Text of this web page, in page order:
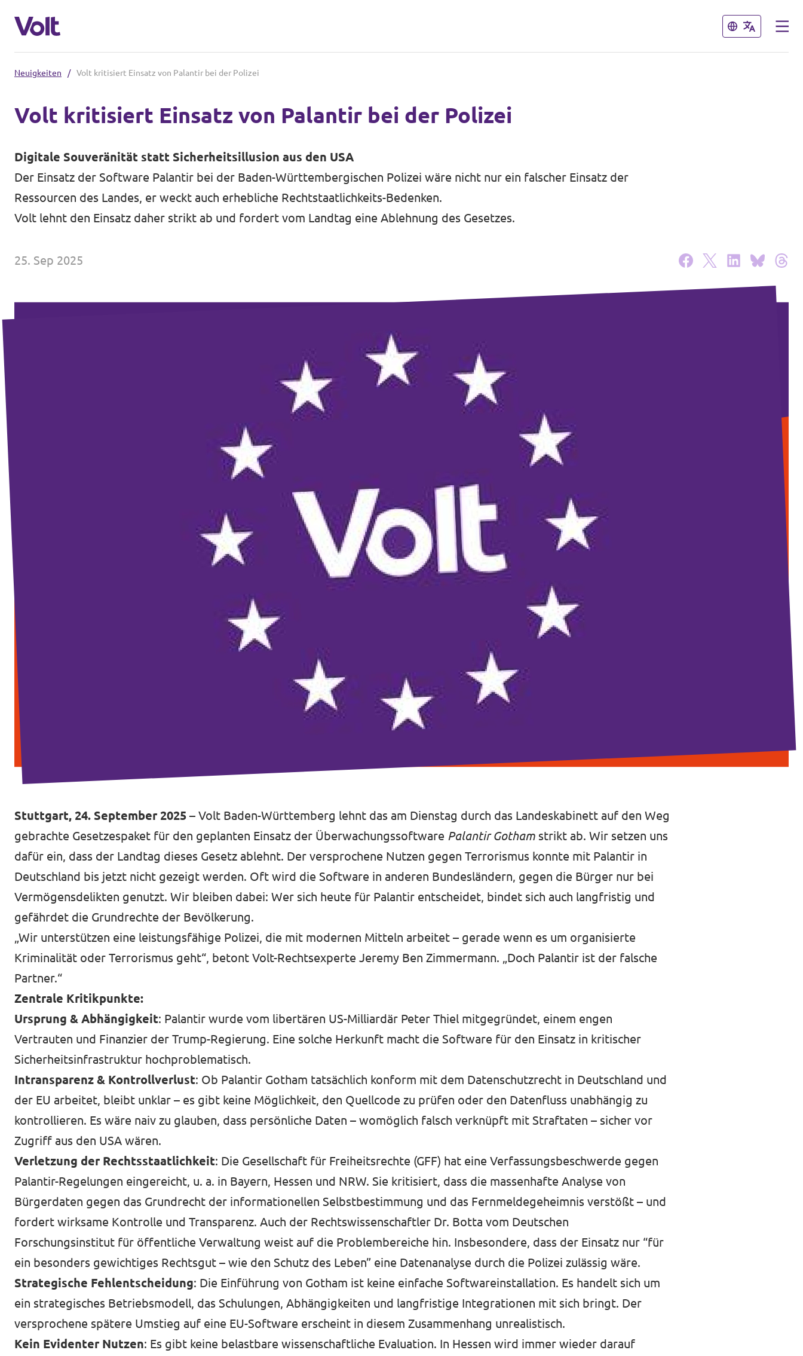
Schließen
Lokale Teams
Volt in Deutschland
Website
Volt in deinem Bundesland
Schließen
Über Volt
Neuigkeiten
Impressum
Neuigkeiten / Volt kritisiert Einsatz von Palantir bei der Polizei
Volt kritisiert Einsatz von Palantir bei der Polizei
Digitale Souveränität statt Sicherheitsillusion aus den USA
Der Einsatz der Software Palantir bei der Baden-Württembergischen Polizei wäre nicht nur ein falscher Einsatz der
Ressourcen des Landes, er weckt auch erhebliche Rechtstaatlichkeits-Bedenken.
Volt lehnt den Einsatz daher strikt ab und fordert vom Landtag eine Ablehnung des Gesetzes.
25. Sep 2025
Stuttgart, 24. September 2025 – Volt Baden-Württemberg lehnt das am Dienstag durch das Landeskabinett auf den Weg
gebrachte Gesetzespaket für den geplanten Einsatz der Überwachungssoftware Palantir Gotham strikt ab. Wir setzen uns
dafür ein, dass der Landtag dieses Gesetz ablehnt. Der versprochene Nutzen gegen Terrorismus konnte mit Palantir in
Deutschland bis jetzt nicht gezeigt werden. Oft wird die Software in anderen Bundesländern, gegen die Bürger nur bei
Vermögensdelikten genutzt. Wir bleiben dabei: Wer sich heute für Palantir entscheidet, bindet sich auch langfristig und
gefährdet die Grundrechte der Bevölkerung.
„Wir unterstützen eine leistungsfähige Polizei, die mit modernen Mitteln arbeitet – gerade wenn es um organisierte
Kriminalität oder Terrorismus geht“, betont Volt-Rechtsexperte Jeremy Ben Zimmermann. „Doch Palantir ist der falsche
Partner.“
Zentrale Kritikpunkte:
Ursprung & Abhängigkeit: Palantir wurde vom libertären US-Milliardär Peter Thiel mitgegründet, einem engen
Vertrauten und Finanzier der Trump-Regierung. Eine solche Herkunft macht die Software für den Einsatz in kritischer
Sicherheitsinfrastruktur hochproblematisch.
Intransparenz & Kontrollverlust: Ob Palantir Gotham tatsächlich konform mit dem Datenschutzrecht in Deutschland und
der EU arbeitet, bleibt unklar – es gibt keine Möglichkeit, den Quellcode zu prüfen oder den Datenfluss unabhängig zu
kontrollieren. Es wäre naiv zu glauben, dass persönliche Daten – womöglich falsch verknüpft mit Straftaten – sicher vor
Zugriff aus den USA wären.
Verletzung der Rechtsstaatlichkeit: Die Gesellschaft für Freiheitsrechte (GFF) hat eine Verfassungsbeschwerde gegen
Palantir-Regelungen eingereicht, u. a. in Bayern, Hessen und NRW. Sie kritisiert, dass die massenhafte Analyse von
Bürgerdaten gegen das Grundrecht der informationellen Selbstbestimmung und das Fernmeldegeheimnis verstößt – und
fordert wirksame Kontrolle und Transparenz. Auch der Rechtswissenschaftler Dr. Botta vom Deutschen
Forschungsinstitut für öffentliche Verwaltung weist auf die Problembereiche hin. Insbesondere, dass der Einsatz nur “für
ein besonders gewichtiges Rechtsgut – wie den Schutz des Leben” eine Datenanalyse durch die Polizei zulässig wäre.
Strategische Fehlentscheidung: Die Einführung von Gotham ist keine einfache Softwareinstallation. Es handelt sich um
ein strategisches Betriebsmodell, das Schulungen, Abhängigkeiten und langfristige Integrationen mit sich bringt. Der
versprochene spätere Umstieg auf eine EU-Software erscheint in diesem Zusammenhang unrealistisch.
Kein Evidenter Nutzen: Es gibt keine belastbare wissenschaftliche Evaluation. In Hessen wird immer wieder darauf